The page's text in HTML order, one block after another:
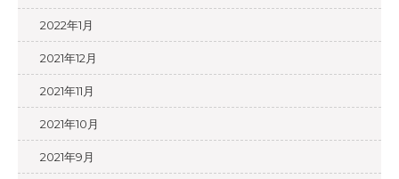
2022年1月
2021年12月
2021年11月
2021年10月
2021年9月